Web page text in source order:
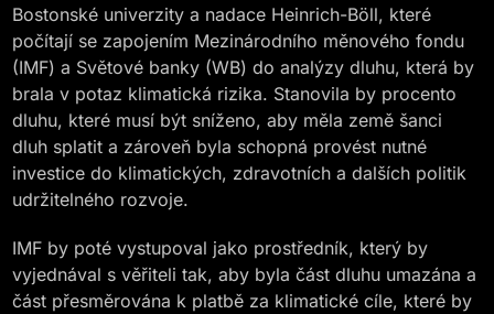
Bostonské univerzity a nadace Heinrich-Böll, které
počítají se zapojením Mezinárodního měnového fondu
(IMF) a Světové banky (WB) do analýzy dluhu, která by
brala v potaz klimatická rizika. Stanovila by procento
dluhu, které musí být sníženo, aby měla země šanci
dluh splatit a zároveň byla schopná provést nutné
investice do klimatických, zdravotních a dalších politik
udržitelného rozvoje.
IMF by poté vystupoval jako prostředník, který by
vyjednával s věřiteli tak, aby byla část dluhu umazána a
část přesměrována k platbě za klimatické cíle, které by